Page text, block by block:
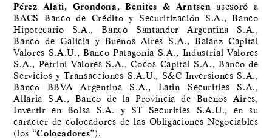
Pérez Alati, Grondona, Benites & Arntsen asesoró a
BACS Banco de Crédito y Securitización S.A., Banco
Hipotecario S.A., Banco Santander Argentina S.A.,
Banco de Galicia y Buenos Aires S.A., Balanz Capital
Valores S.A.U., Banco Patagonia S.A., Industrial Valores
S.A., Petrini Valores S.A., Cocos Capital S.A., Banco de
Servicios y Transacciones S.A.U., S&C Inversiones S.A.,
Banco BBVA Argentina S.A., Latin Securities S.A.,
Allaria S.A., Banco de la Provincia de Buenos Aires,
Invertir en Bolsa S.A. y ST Securities S.A.U., en su
carácter de colocadores de las Obligaciones Negociables
(los “Colocadores”).